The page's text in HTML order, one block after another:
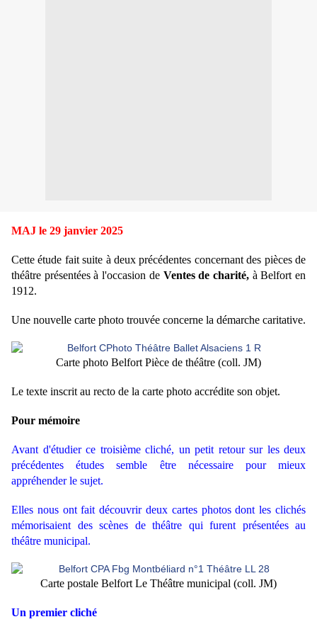
MAJ le 29 janvier 2025
Cette étude fait suite à deux précédentes concernant des pièces de
théâtre présentées à l'occasion de Ventes de charité,à Belfort en
1912.
Une nouvelle carte photo trouvée concerne la démarche caritative.
Carte photo Belfort Pièce de théâtre (coll. JM)
Le texte inscrit au recto de la carte photo accrédite son objet.
Pour mémoire
Avant d'étudier ce troisième cliché, un petit retour sur les deux
précédentes études semble être nécessaire pour mieux
appréhender le sujet.
Elles nous ont fait découvrir deux cartes photos dont les clichés
mémorisaient des scènes de théâtre qui furent présentées au
théâtre municipal.
Carte postale Belfort Le Théâtre municipal (coll. JM)
Un premier cliché